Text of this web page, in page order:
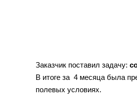
Заказчик поставил задачу:
В итоге за 4 месяца была
полевых условиях.